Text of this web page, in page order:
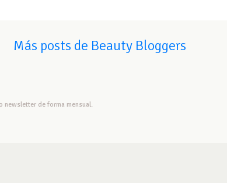
Más posts de Beauty Bloggers
newsletter de forma mensual.